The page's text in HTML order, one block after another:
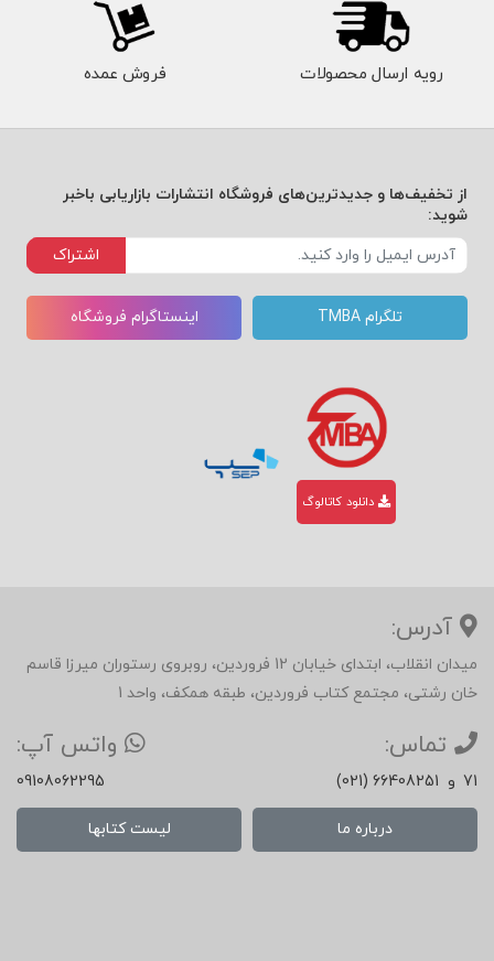
رویه ارسال محصولات فروش عمده
از تخفیف‌ها و جدیدترین‌های فروشگاه انتشارات بازاریابی باخبر
شوید:
اشتراک
تلگرام TMBA اینستاگرام فروشگاه
دانلود کاتالوگ
آدرس:
میدان انقلاب، ابتدای خیابان 12 فروردین، روبروی رستوران میرزا قاسم
خان رشتی، مجتمع کتاب فروردین، طبقه همکف، واحد 1
تماس:
(021) 66408251 و 71
واتس آپ:
09108062295
درباره ما لیست کتابها